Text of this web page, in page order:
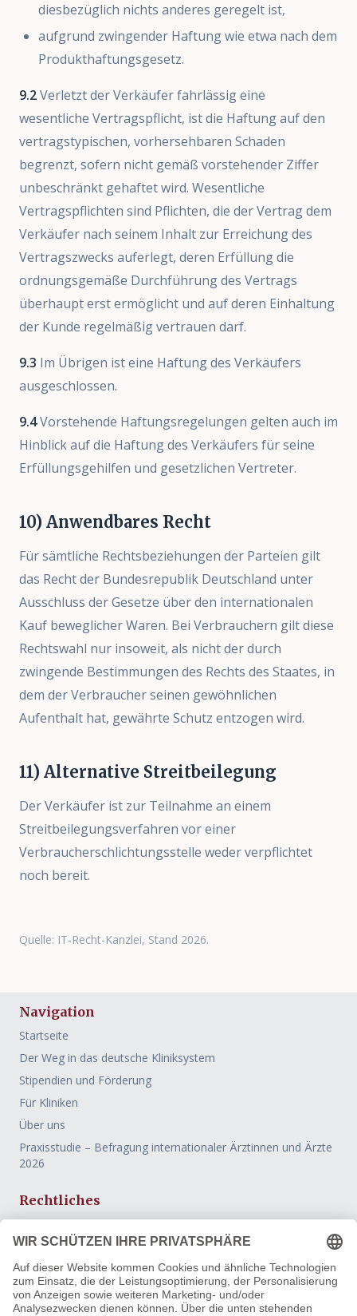
diesbezüglich nichts anderes geregelt ist,
aufgrund zwingender Haftung wie etwa nach dem
Produkthaftungsgesetz.
9.2Verletzt der Verkäufer fahrlässig eine
wesentliche Vertragspflicht, ist die Haftung auf den
vertragstypischen, vorhersehbaren Schaden
begrenzt, sofern nicht gemäß vorstehender Ziffer
unbeschränkt gehaftet wird. Wesentliche
Vertragspflichten sind Pflichten, die der Vertrag dem
Verkäufer nach seinem Inhalt zur Erreichung des
Vertragszwecks auferlegt, deren Erfüllung die
ordnungsgemäße Durchführung des Vertrags
überhaupt erst ermöglicht und auf deren Einhaltung
der Kunde regelmäßig vertrauen darf.
9.3 Im Übrigen ist eine Haftung des Verkäufers
ausgeschlossen.
9.4Vorstehende Haftungsregelungen gelten auch im
Hinblick auf die Haftung des Verkäufers für seine
Erfüllungsgehilfen und gesetzlichen Vertreter.
10) Anwendbares Recht
Für sämtliche Rechtsbeziehungen der Parteien gilt
das Recht der Bundesrepublik Deutschland unter
Ausschluss der Gesetze über den internationalen
Kauf beweglicher Waren. Bei Verbrauchern gilt diese
Rechtswahl nur insoweit, als nicht der durch
zwingende Bestimmungen des Rechts des Staates, in
dem der Verbraucher seinen gewöhnlichen
Aufenthalt hat, gewährte Schutz entzogen wird.
11) Alternative Streitbeilegung
Der Verkäufer ist zur Teilnahme an einem
Streitbeilegungsverfahren vor einer
Verbraucherschlichtungsstelle weder verpflichtet
noch bereit.
Quelle: IT-Recht-Kanzlei, Stand 2026.
Navigation
Startseite
Der Weg in das deutsche Kliniksystem
Stipendien und Förderung
Für Kliniken
Über uns
Praxisstudie – Befragung internationaler Ärztinnen und Ärzte
2026
Rechtliches
Impressum
Datenschutz
AGB
Widerrufsbelehrung